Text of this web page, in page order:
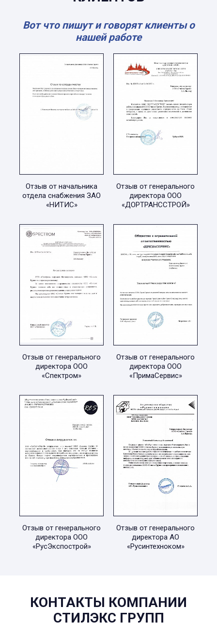
Вот что пишут и говорят клиенты о
нашей работе
Отзыв от начальника
отдела снабжения ЗАО
«НИТИС»
Отзыв от генерального
директора ООО
«ДОРТРАНССТРОЙ»
Отзыв от генерального
директора ООО
«Спектром»
Отзыв от генерального
директора ООО
«ПримаСервис»
Отзыв от генерального
директора ООО
«РусЭкспострой»
Отзыв от генерального
директора АО
«Русинтехноком»
КОНТАКТЫ КОМПАНИИ
СТИЛЭКС ГРУПП